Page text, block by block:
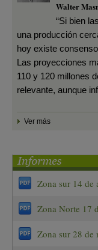
Walter
“Si bien
una producción
hoy existe
Las proyecciones
110 y 120 millones
relevante, aunque
Ver más
Zona sur 14 de
Zona Norte 17
Zona sur 28 de